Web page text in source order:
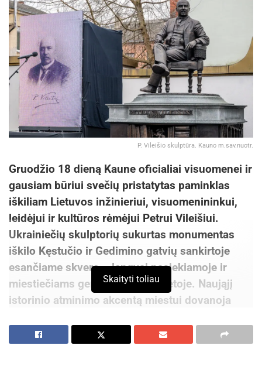
P. Vileišio skulptūra. Kauno m.sav.nuotr.
Gruodžio 18 dieną Kaune oficialiai visuomenei ir
gausiam būriui svečių pristatytas paminklas
iškiliam Lietuvos inžinieriui, visuomenininkui,
leidėjui ir kultūros rėmėjui Petrui Vileišiui.
Ukrainiečių skulptorių sukurtas monumentas
iškilo Kęstučio ir Gedimino gatvių sankirtoje
esančiame skvere – lengvai pasiekiamoje ir
miestiečiams gerai matomoje vietoje. Naująjį
istorinio atminimo akcentą miestui dovanoja
Petro Vileišio (1851–1926) veikla – viena
Skaityti toliau